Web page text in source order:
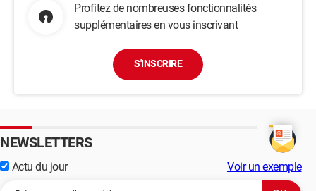
Profitez de nombreuses fonctionnalités
supplémentaires en vous inscrivant
S'INSCRIRE
NEWSLETTERS
Actu du jour Voir un exemple